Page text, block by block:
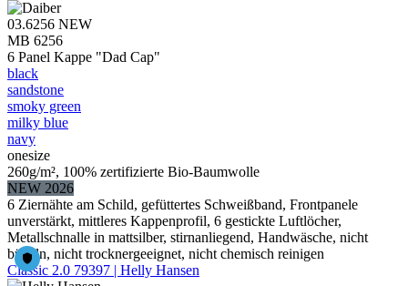
03.6256 NEW
MB 6256
6 Panel Kappe "Dad Cap"
black
sandstone
smoky green
milky blue
navy
onesize
260g/m², 100% zertifizierte Bio-Baumwolle
NEW 2026
6 Ziernähte am Schild, gefüttertes Schweißband, Frontpanele
unverstärkt, mittleres Kappenprofil, 6 gestickte Luftlöcher,
Metallschnalle in mattsilber, stirnanliegend, Handwäsche, nicht
bügeln, nicht trocknergeeignet, nicht chemisch reinigen
Classic 2.0 79397 | Helly Hansen